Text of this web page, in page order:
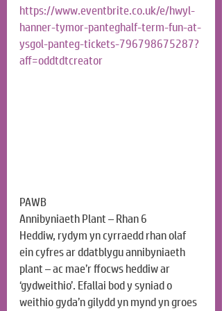
https://www.eventbrite.co.uk/e/hwyl-
hanner-tymor-panteghalf-term-fun-at-
ysgol-panteg-tickets-796798675287?
aff=oddtdtcreator
PAWB
Annibyniaeth Plant – Rhan 6
Heddiw, rydym yn cyrraedd rhan olaf
ein cyfres ar ddatblygu annibyniaeth
plant – ac mae’r ffocws heddiw ar
‘gydweithio’. Efallai bod y syniad o
weithio gyda’n gilydd yn mynd yn groes